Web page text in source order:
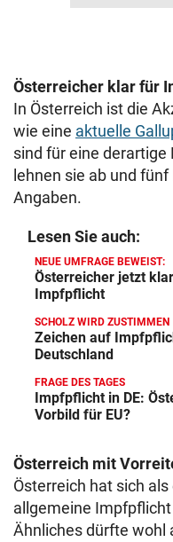
Österreicher klar für
In Österreich ist die
wie eine aktuelle
sind für eine
lehnen sie ab und
Angaben.
Lesen Sie auch:
NEUE UMFRAGE BEWEIST:
Österreicher jetzt
Impfpflicht
SCHOLZ WIRD ZUSTIMMEN
Zeichen auf
Deutschland
FRAGE DES TAGES
Impfpflicht in DE:
Vorbild für EU?
Österreich mit
Österreich hat sich
allgemeine
Ähnliches dürfte wohl